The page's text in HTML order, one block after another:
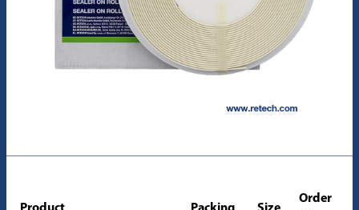
Order